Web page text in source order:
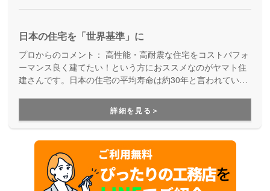
日本の住宅を「世界基準」に
プロからのコメント： 高性能・高耐震な住宅をコストパフォ
ーマンス良く建てたい！という方におススメなのがヤマト住
建さんです。日本の住宅の平均寿命は約30年と言われていま
詳細を見る＞